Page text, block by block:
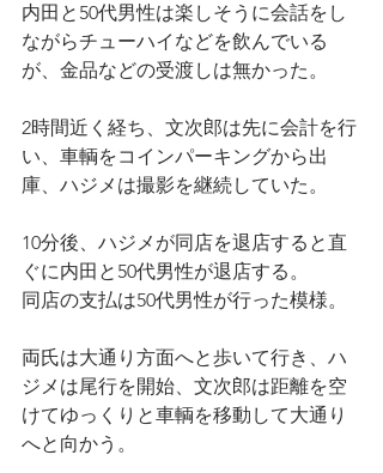
内田と50代男性は楽しそうに会話をし
ながらチューハイなどを飲んでいる
が、金品などの受渡しは無かった。
2時間近く経ち、文次郎は先に会計を行
い、車輌をコインパーキングから出
庫、ハジメは撮影を継続していた。
10分後、ハジメが同店を退店すると直
ぐに内田と50代男性が退店する。
同店の支払は50代男性が行った模様。
両氏は大通り方面へと歩いて行き、ハ
ジメは尾行を開始、文次郎は距離を空
けてゆっくりと車輌を移動して大通り
へと向かう。